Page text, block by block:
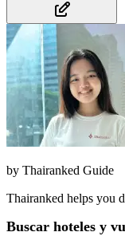
by Thairanked Guide
Thairanked helps you
Buscar hoteles y